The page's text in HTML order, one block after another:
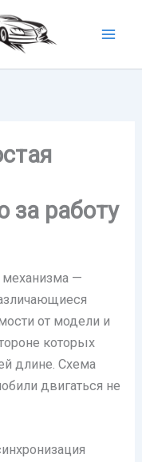
за работу
механизма —
от модели и
которых
длине. Схема
двигаться не